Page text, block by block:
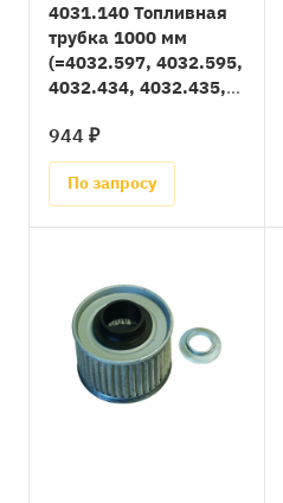
4031.140 Топливная
трубка 1000 мм
(=4032.597, 4032.595,
4032.434, 4032.435,
года
944 ₽
По запросу